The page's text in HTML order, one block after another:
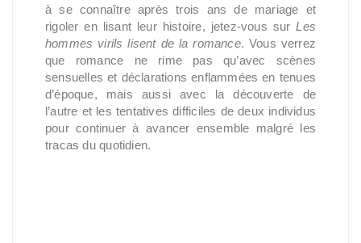
à se connaître après trois ans de mariage et
rigoler en lisant leur histoire, jetez-vous surLes
hommes virils lisent de la romance. Vous verrez
que romance ne rime pas qu’avec scènes
sensuelles et déclarations enflammées en tenues
d’époque, mais aussi avec la découverte de
l’autre et les tentatives difficiles de deux individus
pour continuer à avancer ensemble malgré les
tracas du quotidien.